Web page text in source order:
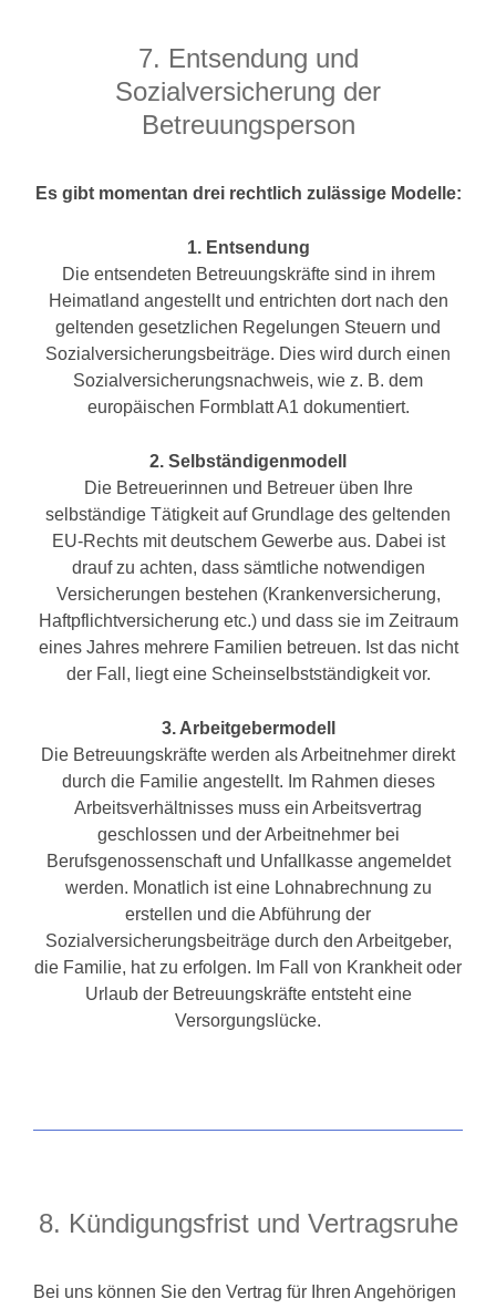
7. Entsendung und
Sozialversicherung der
Betreuungsperson
Es gibt momentan drei rechtlich zulässige Modelle:
1. Entsendung
Die entsendeten Betreuungskräfte sind in ihrem
Heimatland angestellt und entrichten dort nach den
geltenden gesetzlichen Regelungen Steuern und
Sozialversicherungsbeiträge. Dies wird durch einen
Sozialversicherungsnachweis, wie z. B. dem
europäischen Formblatt A1 dokumentiert.
2. Selbständigenmodell
Die Betreuerinnen und Betreuer üben Ihre
selbständige Tätigkeit auf Grundlage des geltenden
EU-Rechts mit deutschem Gewerbe aus. Dabei ist
drauf zu achten, dass sämtliche notwendigen
Versicherungen bestehen (Krankenversicherung,
Haftpflichtversicherung etc.) und dass sie im Zeitraum
eines Jahres mehrere Familien betreuen. Ist das nicht
der Fall, liegt eine Scheinselbstständigkeit vor.
3. Arbeitgebermodell
Die Betreuungskräfte werden als Arbeitnehmer direkt
durch die Familie angestellt. Im Rahmen dieses
Arbeitsverhältnisses muss ein Arbeitsvertrag
geschlossen und der Arbeitnehmer bei
Berufsgenossenschaft und Unfallkasse angemeldet
werden. Monatlich ist eine Lohnabrechnung zu
erstellen und die Abführung der
Sozialversicherungsbeiträge durch den Arbeitgeber,
die Familie, hat zu erfolgen. Im Fall von Krankheit oder
Urlaub der Betreuungskräfte entsteht eine
Versorgungslücke.
8. Kündigungsfrist und Vertragsruhe
Bei uns können Sie den Vertrag für Ihren Angehörigen